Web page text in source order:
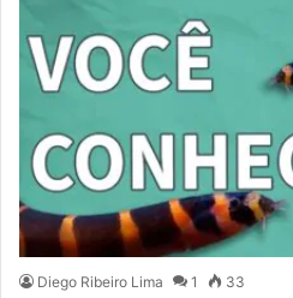
Diego Ribeiro Lima 1 33